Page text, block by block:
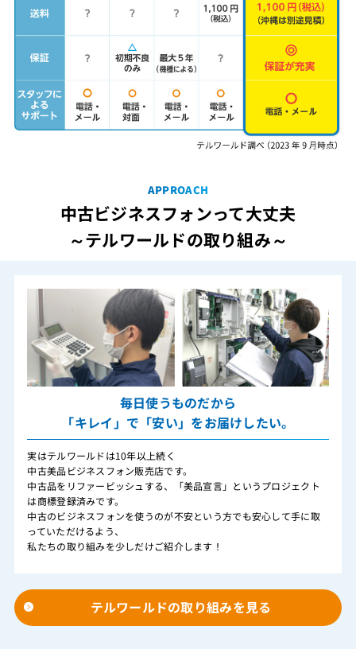
APPROACH
中古ビジネスフォンって大丈夫
～テルワールドの取り組み～
毎日使うものだから
「キレイ」で「安い」をお届けしたい。
実はテルワールドは10年以上続く
中古美品ビジネスフォン販売店です。
中古品をリファービッシュする、「美品宣言」というプロジェクト
は商標登録済みです。
中古のビジネスフォンを使うのが不安という方でも安心して手に取
っていただけるよう、
私たちの取り組みを少しだけご紹介します！
テルワールドの取り組みを見る